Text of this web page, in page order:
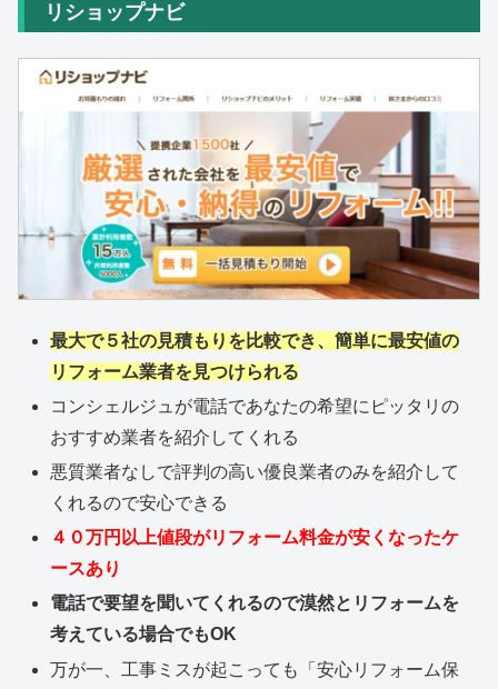
リショップナビ
最大で５社の見積もりを比較でき、簡単に最安値の
リフォーム業者を見つけられる
コンシェルジュが電話であなたの希望にピッタリの
おすすめ業者を紹介してくれる
悪質業者なしで評判の高い優良業者のみを紹介して
くれるので安心できる
４０万円以上値段がリフォーム料金が安くなったケ
ースあり
電話で要望を聞いてくれるので漠然とリフォームを
考えている場合でもOK
万が一、工事ミスが起こっても「安心リフォーム保